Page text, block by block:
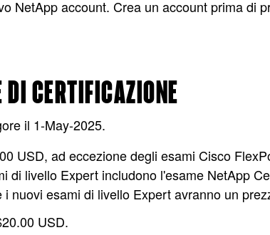
NetApp account. Crea un account prima di
DI CERTIFICAZIONE
il 1-May-2025.
USD, ad eccezione degli esami Cisco
di livello Expert includono l'esame NetApp
nuovi esami di livello Expert avranno un
USD.